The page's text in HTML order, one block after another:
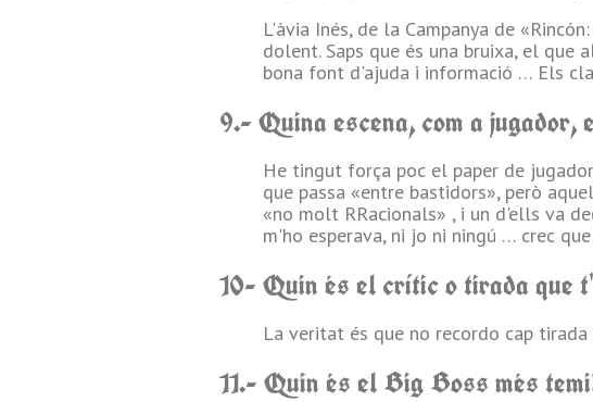
L'àvia Inés, de la Campanya de
dolent. Saps que és una bruixa, el
bona font d'ajuda i informació … Els
9.- Quina escena, com a jugador,
He tingut força poc el paper de
que passa «entre bastidors», però
«no molt RRacionals» , i un d'ells va
m'ho esperava, ni jo ni ningú … crec
10- Quin és el crític o tirada que
La veritat és que no recordo cap
11.- Quin és el Big Boss més